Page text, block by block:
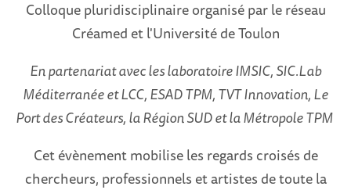
Colloque pluridisciplinaire organisé par le réseau
Créamed et l'Université de Toulon
En partenariat avec les laboratoire IMSIC, SIC.Lab
Méditerranée et LCC, ESAD TPM, TVT Innovation, Le
Port des Créateurs, la Région SUD et la Métropole TPM
Cet évènement mobilise les regards croisés de
chercheurs, professionnels et artistes de toute la